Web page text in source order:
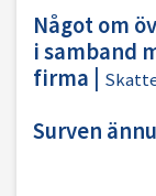
Något om
i samband
firma
Surven